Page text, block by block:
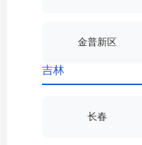
金普新区
吉林
长春